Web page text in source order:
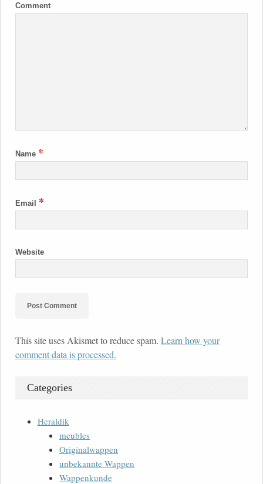
Comment
Name *
Email *
Website
This site uses Akismet to reduce spam. Learn how your
comment data is processed.
Categories
Heraldik
meubles
Originalwappen
unbekannte Wappen
Wappenkunde